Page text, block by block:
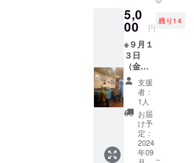
ム、ま
たは１5
（日）
さら
に越え
た場合
は！？
別日に
振替さ
せてい
ただき
ます。
日時は
50食程
度）を
越えた
場合は
８日
さらに
別日に
振替さ
せてい
ただき
ます。
必ずあ
なた様
のため
夫プル
ナの病
気を機
に健康
につい
て考え
るよう
にな
り、食
だけで
なく、
長く使
う体に
ついて
5,0
00 円
残り14
※９月１
３日
（金）
１９：
００～
チベッ
ト音楽
奏者
「テン
ジン・
クンサ
支援
者：
1人
お届
け予
定：
2024
年09